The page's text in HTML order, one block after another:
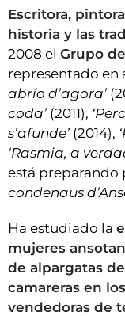
Escritora,
historia y las
2008 el Grupo
representado en
abrío d’agora’
coda’ (2011),
s’afunde’ (2014),
‘Rasmia, a
está preparando
condenaus
Ha estudiado la
mujeres
de alpargatas
camareras en
vendedoras de